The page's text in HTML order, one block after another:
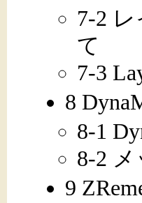
7-2
て
7-3
8
8-1
8-2
9